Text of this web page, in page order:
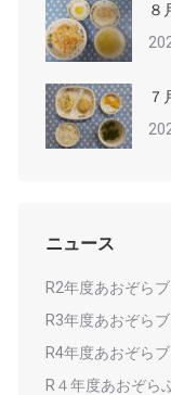
８
７
ニュース
R2年度あおぞら
R3年度あおぞら
R4年度あおぞら
R４年度あおぞら